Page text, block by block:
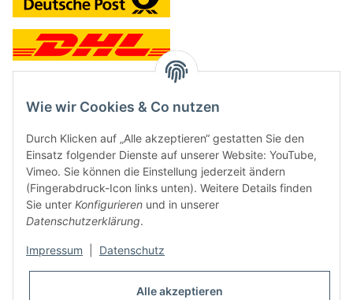
Neben dem Onlineshop haben wir ein Ladengeschäft in Hütten:
Frontline Games
Färbereiweg 3A
24358 Hütten
Oder mit Terminvereinbarung
Wie wir Cookies & Co nutzen
Durch Klicken auf „Alle akzeptieren“ gestatten Sie den
Einsatz folgender Dienste auf unserer Website: YouTube,
Vimeo. Sie können die Einstellung jederzeit ändern
(Fingerabdruck-Icon links unten). Weitere Details finden
Sie unter Konfigurieren und in unserer
Datenschutzerklärung.
Impressum Datenschutz
Alle akzeptieren